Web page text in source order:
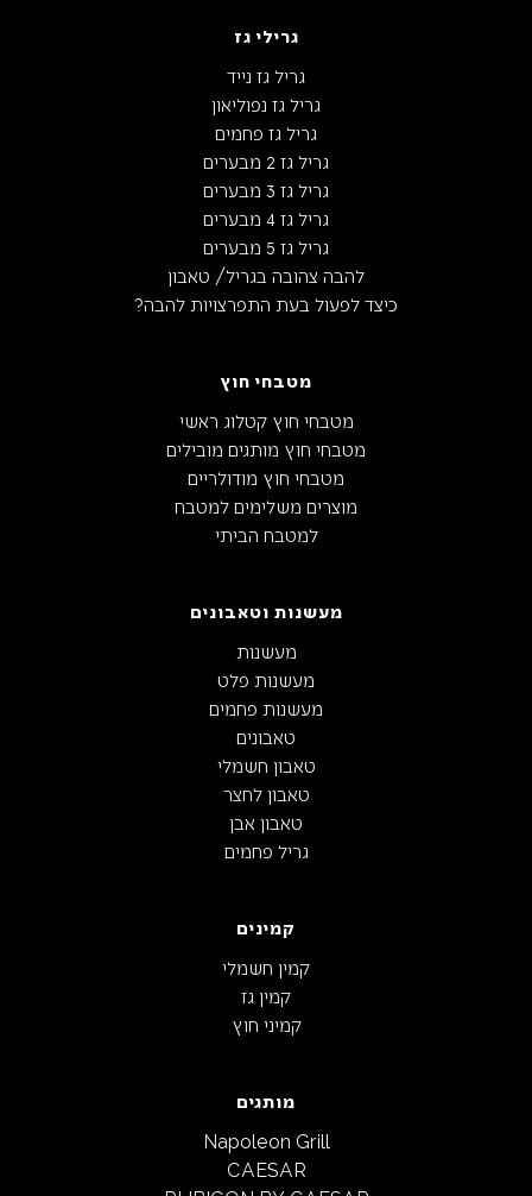
גרילי גז
גריל גז נייד
גריל גז נפוליאון
גריל גז פחמים
גריל גז 2 מבערים
גריל גז 3 מבערים
גריל גז 4 מבערים
גריל גז 5 מבערים
להבה צהובה בגריל/ טאבון
כיצד לפעול בעת התפרצויות להבה?
מטבחי חוץ
מטבחי חוץ קטלוג ראשי
מטבחי חוץ מותגים מובילים
מטבחי חוץ מודולריים
מוצרים משלימים למטבח
למטבח הביתי
מעשנות וטאבונים
מעשנות
מעשנות פלט
מעשנות פחמים
טאבונים
טאבון חשמלי
טאבון לחצר
טאבון אבן
גריל פחמים
קמינים
קמין חשמלי
קמין גז
קמיני חוץ
מותגים
Napoleon Grill
CAESAR